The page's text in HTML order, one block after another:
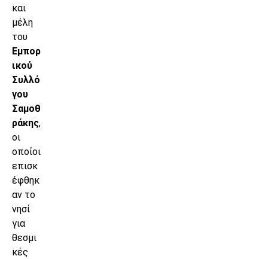
και
μέλη
του
Εμπορ
ικού
Συλλό
γου
Σαμοθ
ράκης,
οι
οποίοι
επισκ
έφθηκ
αν το
νησί
για
θεσμι
κές